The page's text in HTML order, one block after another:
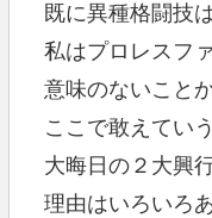
既に異種格闘技
私はプロレスフ
意味のないこと
ここで敢えてい
大晦日の２大興
理由はいろいろ